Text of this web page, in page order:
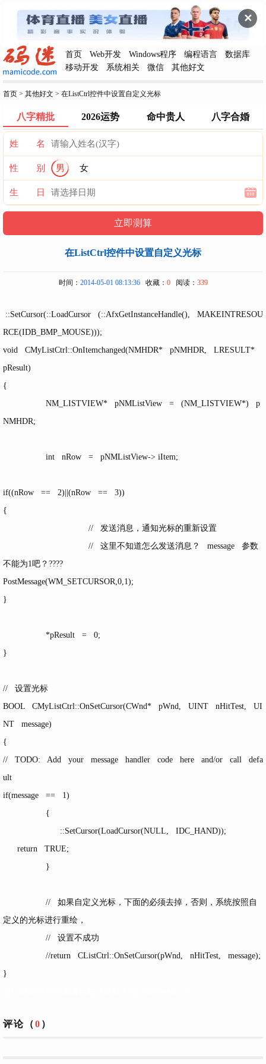
✕
首页 Web开发 Windows程序 编程语言
数据库
移动开发
系统相关 微信 其他好文
首页 > 其他好文 > 在ListCtrl控件中设置自定义光标
八字精批 2026运势 命中贵人 八字合婚
姓 名
性 别 男 女
生 日
在ListCtrl控件中设置自定义光标
时间： 2014-05-01 08:13:36收藏： 0阅读： 339
::SetCursor(::LoadCursor (::AfxGetInstanceHandle(), MAKEINTRESOU
RCE(IDB_BMP_MOUSE)));
void CMyListCtrl::OnItemchanged(NMHDR* pNMHDR, LRESULT*
pResult)
{
NM_LISTVIEW* pNMListView = (NM_LISTVIEW*) p
NMHDR;
int nRow = pNMListView-> iItem;
if((nRow == 2)||(nRow == 3))
{
// 发送消息，通知光标的重新设置
// 这里不知道怎么发送消息？ message 参数
不能为1吧？????
PostMessage(WM_SETCURSOR,0,1);
}
*pResult = 0;
}
// 设置光标
BOOL CMyListCtrl::OnSetCursor(CWnd* pWnd, UINT nHitTest, UI
NT message)
{
// TODO: Add your message handler code here and/or call defa
ult
if(message == 1)
{
::SetCursor(LoadCursor(NULL, IDC_HAND));
return TRUE;
}
// 如果自定义光标，下面的必须去掉，否则，系统按照自
定义的光标进行重绘，
// 设置不成功
//return CListCtrl::OnSetCursor(pWnd, nHitTest, message);
}
评论（0 ）